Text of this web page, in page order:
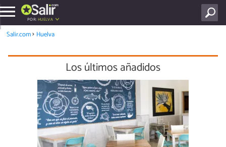
POR: HUELVA
Salir.com Huelva
Los últimos añadidos